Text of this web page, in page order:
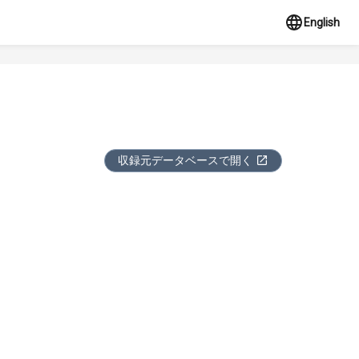
English
収録元データベースで開く